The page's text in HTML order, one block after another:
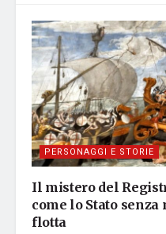
PERSONAGGI E STORIE
Il mistero del
come lo Stato senza
flotta